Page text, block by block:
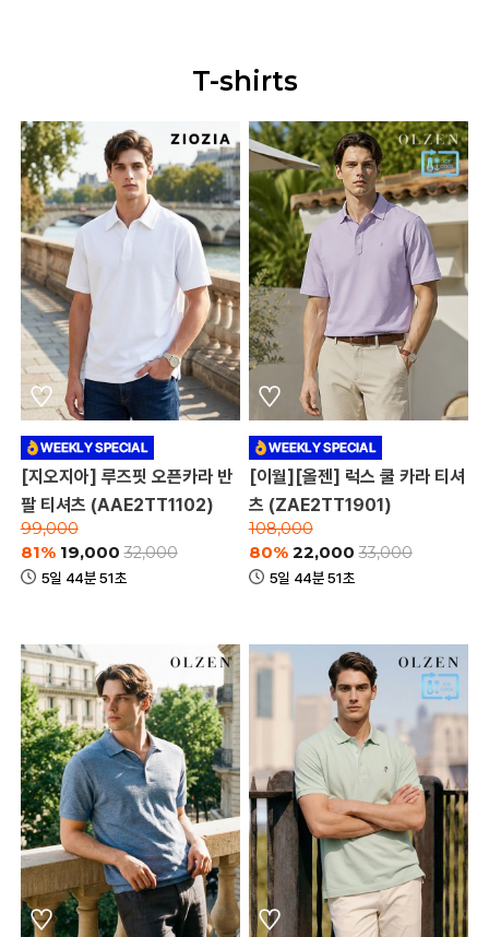
T-shirts
[지오지아] 루즈핏 오픈카라 반
팔 티셔츠 (AAE2TT1102)
99,000
81% 19,000 32,000
5일 44분 51초
[이월][올젠] 럭스 쿨 카라 티셔
츠 (ZAE2TT1901)
108,000
80% 22,000 33,000
5일 44분 51초